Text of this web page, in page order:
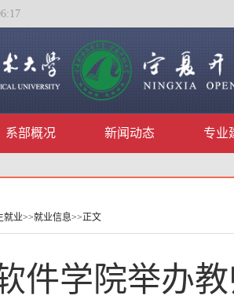
系部概况 新闻动态 专业
就业>>就业信息>>正文
件学院举办